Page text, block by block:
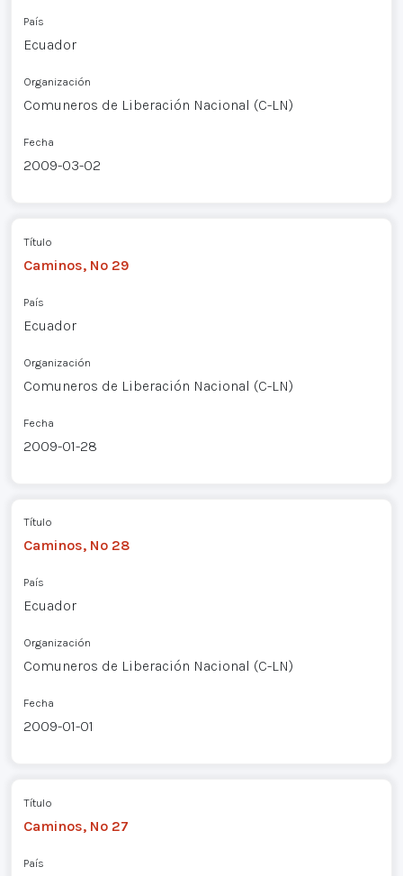
País
Ecuador
Organización
Comuneros de Liberación Nacional (C-LN)
Fecha
2009-03-02
Título
Caminos, Nº 29
País
Ecuador
Organización
Comuneros de Liberación Nacional (C-LN)
Fecha
2009-01-28
Título
Caminos, Nº 28
País
Ecuador
Organización
Comuneros de Liberación Nacional (C-LN)
Fecha
2009-01-01
Título
Caminos, Nº 27
País